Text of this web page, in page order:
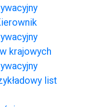
krajowych
list